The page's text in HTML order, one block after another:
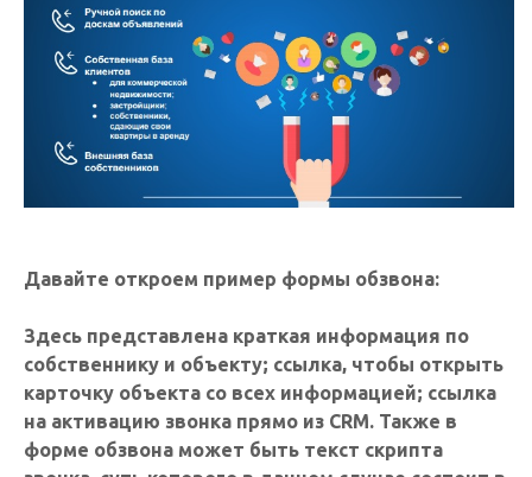
Давайте откроем пример формы обзвона:
Здесь представлена краткая информация по
собственнику и объекту; ссылка, чтобы открыть
карточку объекта со всех информацией; ссылка
на активацию звонка прямо из CRM. Также в
форме обзвона может быть текст скрипта